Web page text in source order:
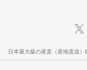
日本最大級の産直（産地直送）